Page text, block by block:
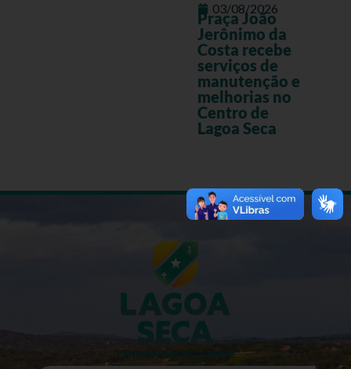
03/08/2026
Praça João
Jerônimo da
Costa recebe
serviços de
manutenção e
melhorias no
Centro de
Lagoa Seca